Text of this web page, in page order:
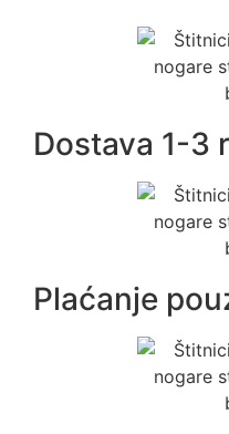
Dostava 1-3
Plaćanje